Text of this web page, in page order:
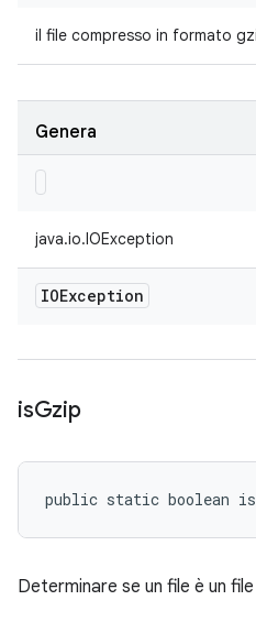
il file compresso in formato
Genera
java.io.IOException
IOException
isGzip
public static boolean
Determinare se un file è un